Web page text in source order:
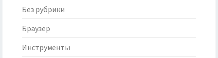
Без рубрики
Браузер
Инструменты